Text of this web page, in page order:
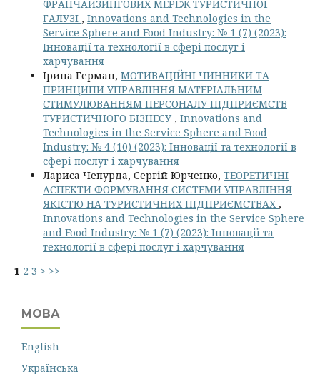
ФРАНЧАЙЗИНГОВИХ МЕРЕЖ ТУРИСТИЧНОЇ
ГАЛУЗІ , Innovations and Technologies in the
Service Sphere and Food Industry: № 1 (7) (2023):
Інновації та технології в сфері послуг і
харчування
Ірина Герман, МОТИВАЦІЙНІ ЧИННИКИ ТА
ПРИНЦИПИ УПРАВЛІННЯ МАТЕРІАЛЬНИМ
СТИМУЛЮВАННЯМ ПЕРСОНАЛУ ПІДПРИЄМСТВ
ТУРИСТИЧНОГО БІЗНЕСУ , Innovations and
Technologies in the Service Sphere and Food
Industry: № 4 (10) (2023): Інновації та технології в
сфері послуг і харчування
Лариса Чепурда, Сергій Юрченко, ТЕОРЕТИЧНІ
АСПЕКТИ ФОРМУВАННЯ СИСТЕМИ УПРАВЛІННЯ
ЯКІСТЮ НА ТУРИСТИЧНИХ ПІДПРИЄМСТВАХ ,
Innovations and Technologies in the Service Sphere
and Food Industry: № 1 (7) (2023): Інновації та
технології в сфері послуг і харчування
1 2 3 > >>
МОВА
English
Українська